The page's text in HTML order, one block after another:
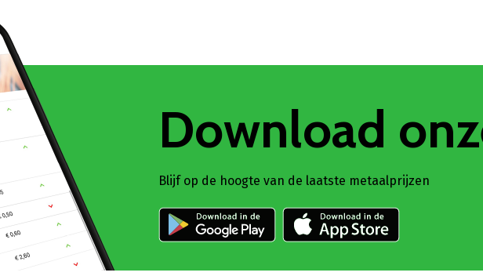
Download
Blijf op de hoogte van de laatste metaalprijzen